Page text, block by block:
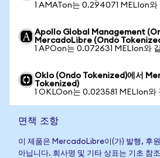
1 AMATon는 0.294071 MELIon와
Apollo Global Management
MercadoLibre (Ondo
1 APOon는 0.072631 MELIon와
Oklo (Ondo Tokenized)에서
Tokenized)
1 OKLOon는 0.023581 MELIon와
면책 조항
이 제품은 MercadoLibre이(가) 발행, 후원
아닙니다. 회사명 및 기타 상표는 기초 참